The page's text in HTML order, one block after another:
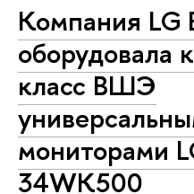
Компания LG
оборудовала
класс ВШЭ
мониторами
34WK500